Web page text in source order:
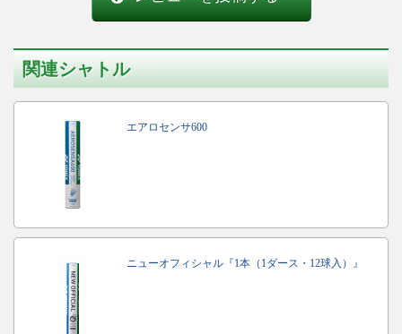
関連シャトル
エアロセンサ600
ニューオフィシャル『1本（1ダース・12球入）』